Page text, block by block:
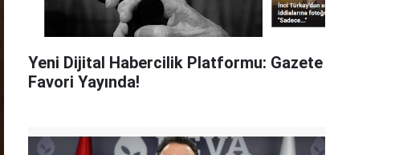
Yeni Dijital Habercilik Platformu: Gazete
Favori Yayında!